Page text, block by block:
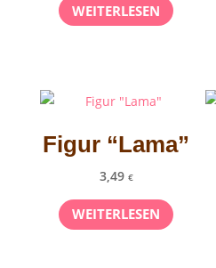
WEITERLESEN
Figur “Lama”
3,49 €
WEITERLESEN